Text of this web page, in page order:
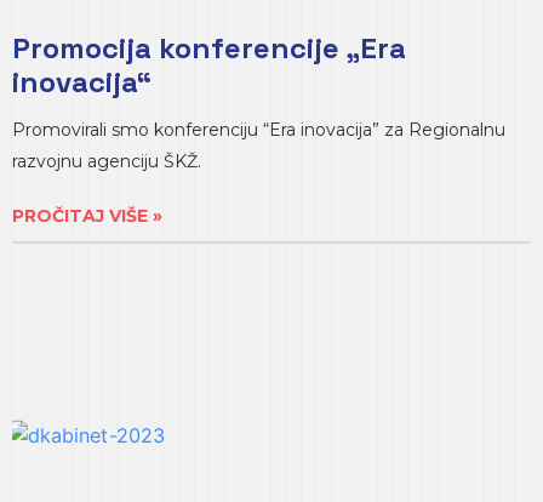
Promocija konferencije „Era
inovacija“
Promovirali smo konferenciju “Era inovacija” za Regionalnu
razvojnu agenciju ŠKŽ.
PROČITAJ VIŠE »